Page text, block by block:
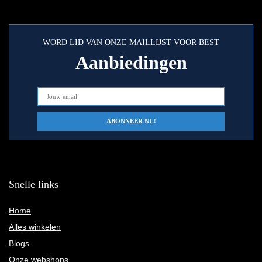
WORD LID VAN ONZE MAILLIJST VOOR BEST
Aanbiedingen
Snelle links
Home
Alles winkelen
Blogs
Onze webshops